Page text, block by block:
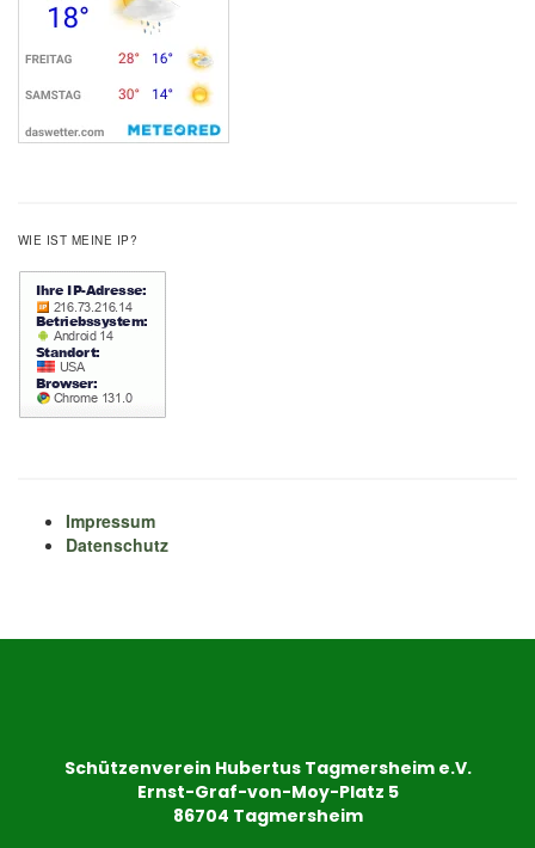
WIE IST MEINE IP?
Impressum
Datenschutz
Schützenverein Hubertus Tagmersheim e.V.
Ernst-Graf-von-Moy-Platz 5
86704 Tagmersheim